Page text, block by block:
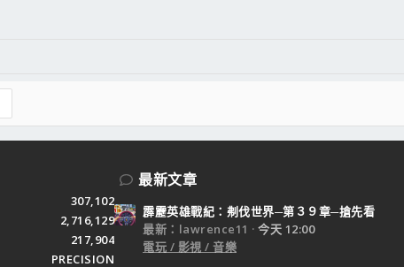
307,102
2,716,129
217,904
PRECISION
最新文章
霹靂英雄戰紀：刜伐世界─第３９章─搶先看
最新：lawrence11
今天 12:00
電玩 / 影視 / 音樂